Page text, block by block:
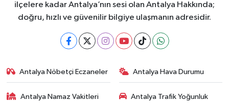
ilçelere kadar Antalya’nın sesi olan Antalya Hakkında;
doğru, hızlı ve güvenilir bilgiye ulaşmanın adresidir.
Antalya Nöbetçi Eczaneler Antalya Hava Durumu
Antalya Namaz Vakitleri
Antalya Trafik Yoğunluk